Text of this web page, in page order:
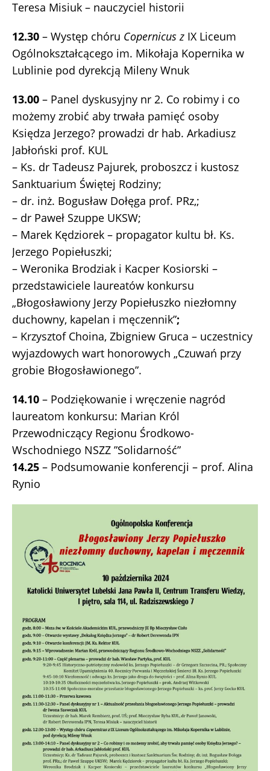
Teresa Misiuk – nauczyciel historii
12.30 – Występ chóru Copernicus z IX Liceum
Ogólnokształcącego im. Mikołaja Kopernika w
Lublinie pod dyrekcją Mileny Wnuk
13.00 – Panel dyskusyjny nr 2. Co robimy i co
możemy zrobić aby trwała pamięć osoby
Księdza Jerzego? prowadzi dr hab. Arkadiusz
Jabłoński prof. KUL
– Ks. dr Tadeusz Pajurek, proboszcz i kustosz
Sanktuarium Świętej Rodziny;
– dr. inż. Bogusław Dołęga prof. PRz,;
– dr Paweł Szuppe UKSW;
– Marek Kędziorek – propagator kultu bł. Ks.
Jerzego Popiełuszki;
– Weronika Brodziak i Kacper Kosiorski –
przedstawiciele laureatów konkursu
„Błogosławiony Jerzy Popiełuszko niezłomny
duchowny, kapelan i męczennik”;
– Krzysztof Choina, Zbigniew Gruca – uczestnicy
wyjazdowych wart honorowych „Czuwań przy
grobie Błogosławionego”.
14.10 – Podziękowanie i wręczenie nagród
laureatom konkursu: Marian Król
Przewodniczący Regionu Środkowo-
Wschodniego NSZZ ”Solidarność”
14.25 – Podsumowanie konferencji – prof. Alina
Rynio